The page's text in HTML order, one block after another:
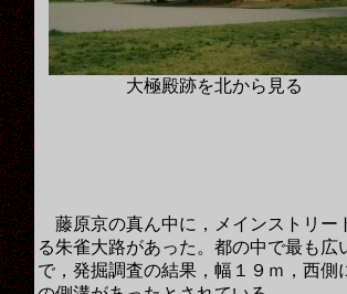
大極殿跡を北から見る
藤原京の真ん中に，メインストリー
る朱雀大路があった。都の中で最も広
で，発掘調査の結果，幅１９ｍ，西側